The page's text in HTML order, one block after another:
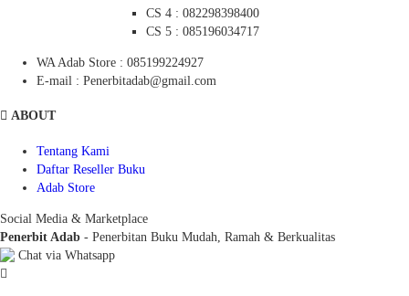
CS 4 : 082298398400
CS 5 : 085196034717
WA Adab Store : 085199224927
E-mail : Penerbitadab@gmail.com
ABOUT
Tentang Kami
Daftar Reseller Buku
Adab Store
Social Media & Marketplace
Penerbit Adab - Penerbitan Buku Mudah, Ramah & Berkualitas
Chat via Whatsapp